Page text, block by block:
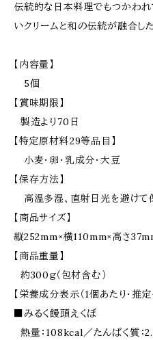
伝統的な日本料理でもつかわれ
いクリームと和の伝統が融合し
【内容量】
5個
【賞味期限】
製造より70日
【特定原材料29等品目】
小麦・卵・乳成分・大豆
【保存方法】
高温多湿、直射日光を避けて
【商品サイズ】
縦252mm×横110mm×高さ
【商品重量】
約300ｇ（包材含む）
【栄養成分表示（1個あたり・推定
■みるく饅頭えくぼ
熱量：108kcal／たんぱく質：